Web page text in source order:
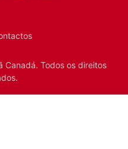
Todos os direitos